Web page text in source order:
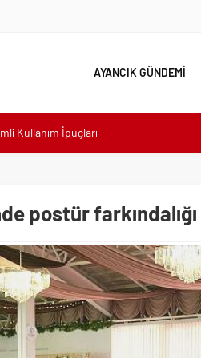
AYANCIK GÜNDEMİ
Kullanım İpuçları
Yer
yakın takip
Yol Bakım ve Onarım Çalışması
Ele Alındı
Attı
Cisim Bulundu
Villa Kiralayın
postür farkındalığı